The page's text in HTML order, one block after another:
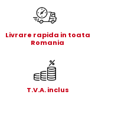
Livrare rapida in toata
Romania
T.V.A. inclus